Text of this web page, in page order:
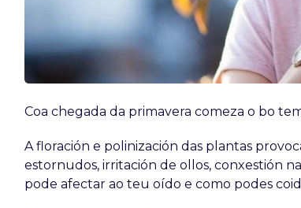
Coa chegada da primavera comeza o bo
A floración e polinización das plantas
estornudos, irritación de ollos, conxestión
pode afectar ao teu oído e como podes